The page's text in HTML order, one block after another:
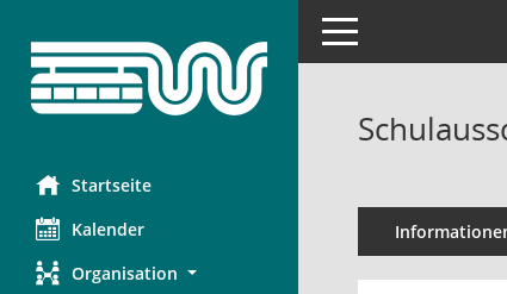
Startseite
Kalender
Organisation
Toggle navigation